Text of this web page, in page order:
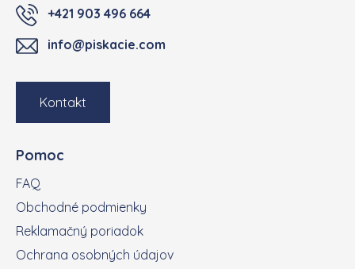
+421 903 496 664
info@piskacie.com
Kontakt
Pomoc
FAQ
Obchodné podmienky
Reklamačný poriadok
Ochrana osobných údajov